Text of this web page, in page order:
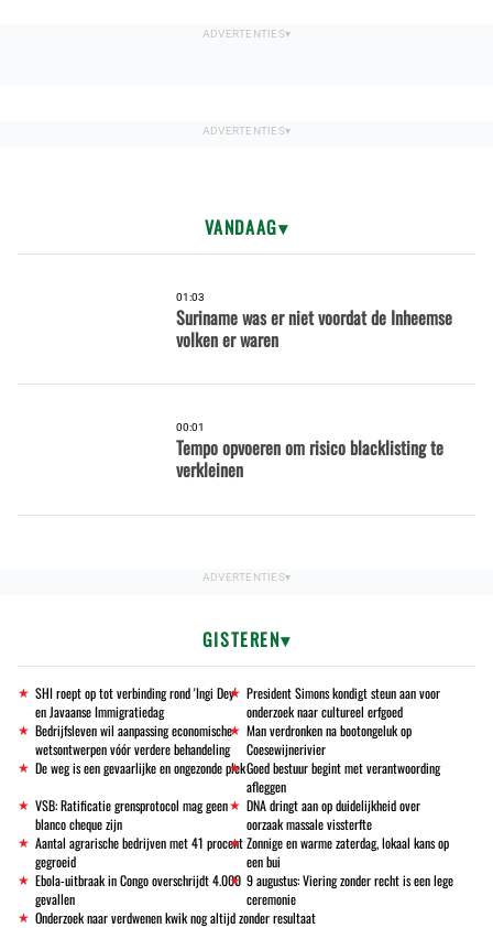
VANDAAG
01:03
Suriname was er niet voordat de Inheemse
volken er waren
00:01
Tempo opvoeren om risico blacklisting te
verkleinen
GISTEREN
SHI roept op tot verbinding rond 'Ingi Dey'
en Javaanse Immigratiedag
President Simons kondigt steun aan voor
onderzoek naar cultureel erfgoed
Bedrijfsleven wil aanpassing economische
wetsontwerpen vóór verdere behandeling
Man verdronken na bootongeluk op
Coesewijnerivier
De weg is een gevaarlijke en ongezonde plekGoed bestuur begint met verantwoording
afleggen
VSB: Ratificatie grensprotocol mag geen
blanco cheque zijn
DNA dringt aan op duidelijkheid over
oorzaak massale vissterfte
Aantal agrarische bedrijven met 41 procent
gegroeid
Zonnige en warme zaterdag, lokaal kans op
een bui
Ebola-uitbraak in Congo overschrijdt 4.000
gevallen
9 augustus: Viering zonder recht is een lege
ceremonie
Onderzoek naar verdwenen kwik nog altijd zonder resultaat